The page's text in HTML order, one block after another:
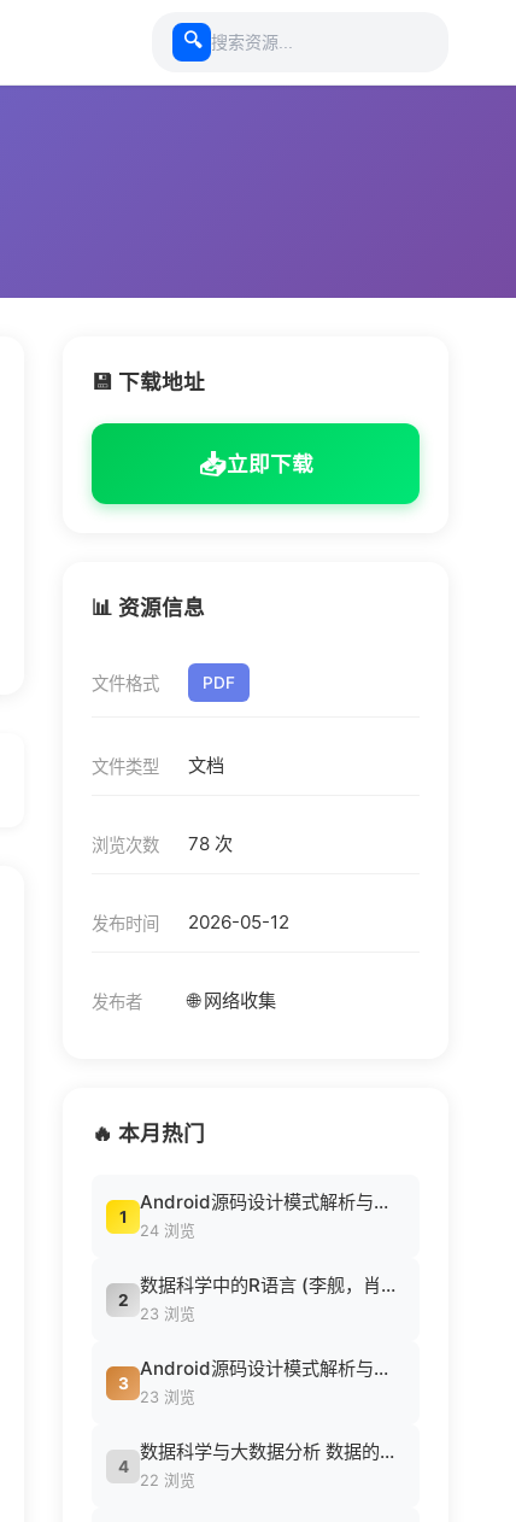
🔍
💾 下载地址
📥立即下载
📊 资源信息
文件格式 PDF
文件类型 文档
浏览次数 78 次
发布时间 2026-05-12
发布者 🌐 网络收集
🔥 本月热门
1
Android源码设计模式解析与实战 (何红辉，关爱民著, 何红辉, 关爱民著, 何红辉, 关爱民).pdf
24 浏览
2
数据科学中的R语言 (李舰，肖凯著, 李舰，肖凯著；吴喜之审校, Pdg2Pic).pdf
23 浏览
3
Android源码设计模式解析与实战 (何红辉，关爱民著, 何红辉, 关爱民著, 何红辉, 关爱民).pdf
23 浏览
4
数据科学与大数据分析 数据的发现 分析 可视化与表示 ( etc.).epub
22 浏览